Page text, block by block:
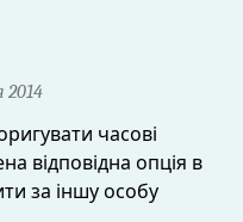
2014
часові
відповідна опція в
за іншу особу